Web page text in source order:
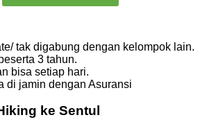
tak digabung dengan kelompok lain.
3 tahun.
bisa setiap hari.
di jamin dengan Asuransi
ke Sentul